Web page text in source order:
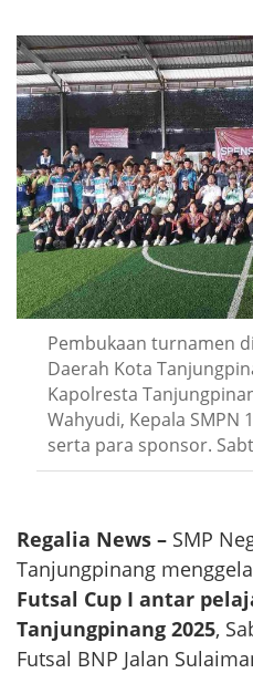
Pembukaan turnamen
Daerah Kota
Kapolresta
Wahyudi, Kepala SMPN
serta para sponsor.
Regalia News – SMP
Tanjungpinang
Futsal Cup I antar
Tanjungpinang 2025,
Futsal BNP Jalan